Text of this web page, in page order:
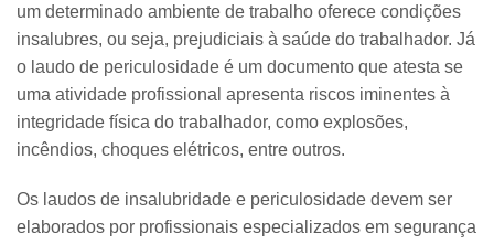
um determinado ambiente de trabalho oferece condições
insalubres, ou seja, prejudiciais à saúde do trabalhador. Já
o laudo de periculosidade é um documento que atesta se
uma atividade profissional apresenta riscos iminentes à
integridade física do trabalhador, como explosões,
incêndios, choques elétricos, entre outros.
Os laudos de insalubridade e periculosidade devem ser
elaborados por profissionais especializados em segurança